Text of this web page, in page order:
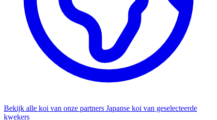
Bekijk alle koi van onze partners Japanse koi van geselecteerde
kwekers